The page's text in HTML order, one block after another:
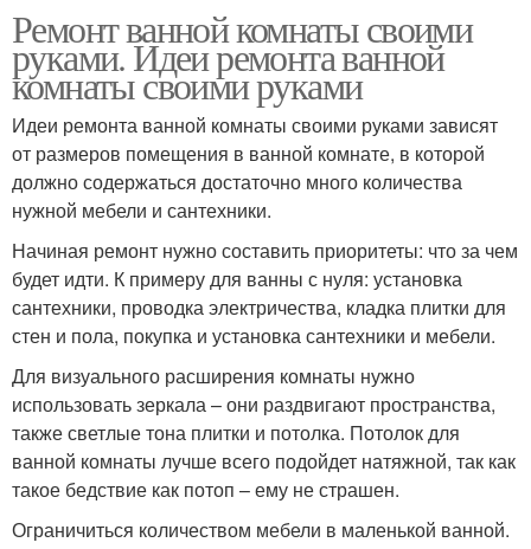
Ремонт ванной комнаты своими
руками. Идеи ремонта ванной
комнаты своими руками
Идеи ремонта ванной комнаты своими руками зависят
от размеров помещения в ванной комнате, в которой
должно содержаться достаточно много количества
нужной мебели и сантехники.
Начиная ремонт нужно составить приоритеты: что за чем
будет идти. К примеру для ванны с нуля: установка
сантехники, проводка электричества, кладка плитки для
стен и пола, покупка и установка сантехники и мебели.
Для визуального расширения комнаты нужно
использовать зеркала – они раздвигают пространства,
также светлые тона плитки и потолка. Потолок для
ванной комнаты лучше всего подойдет натяжной, так как
такое бедствие как потоп – ему не страшен.
Ограничиться количеством мебели в маленькой ванной.